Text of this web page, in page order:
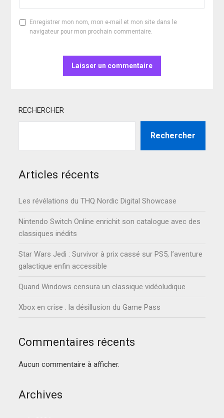
Enregistrer mon nom, mon e-mail et mon site dans le
navigateur pour mon prochain commentaire.
RECHERCHER
Rechercher
Articles récents
Les révélations du THQ Nordic Digital Showcase
Nintendo Switch Online enrichit son catalogue avec des
classiques inédits
Star Wars Jedi : Survivor à prix cassé sur PS5, l’aventure
galactique enfin accessible
Quand Windows censura un classique vidéoludique
Xbox en crise : la désillusion du Game Pass
Commentaires récents
Aucun commentaire à afficher.
Archives